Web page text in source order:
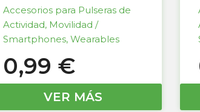
Accesorios para Pulseras de
Actividad, Movilidad /
Smartphones, Wearables
0,99 €
VER MÁS